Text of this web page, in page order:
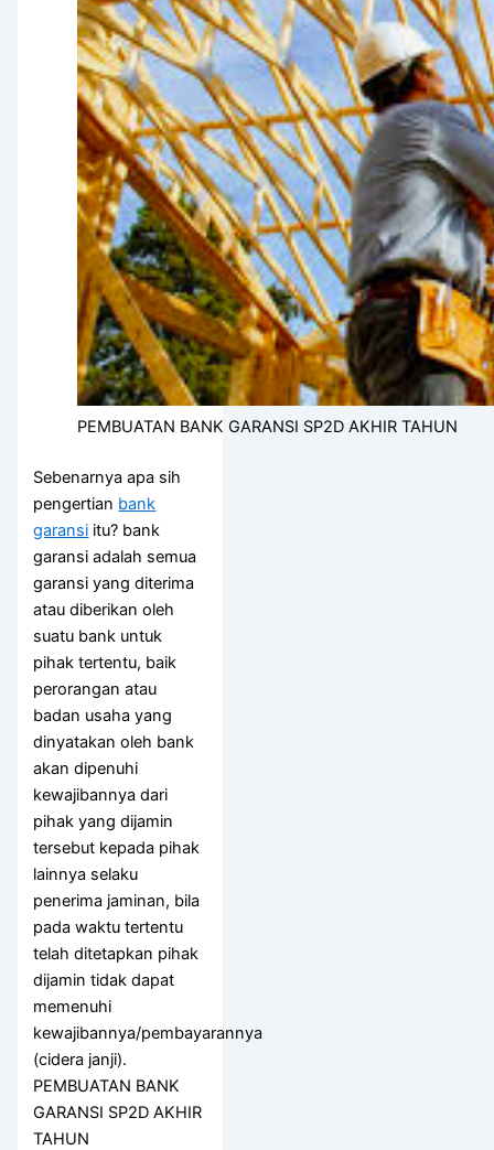
PEMBUATAN BANK GARANSI SP2D AKHIR TAHUN
Sebenarnya apa sih
pengertian bank
garansi itu? bank
garansi adalah semua
garansi yang diterima
atau diberikan oleh
suatu bank untuk
pihak tertentu, baik
perorangan atau
badan usaha yang
dinyatakan oleh bank
akan dipenuhi
kewajibannya dari
pihak yang dijamin
tersebut kepada pihak
lainnya selaku
penerima jaminan, bila
pada waktu tertentu
telah ditetapkan pihak
dijamin tidak dapat
memenuhi
kewajibannya/pembayarannya
(cidera janji).
PEMBUATAN BANK
GARANSI SP2D AKHIR
TAHUN